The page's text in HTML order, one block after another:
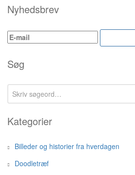
Nyhedsbrev
Søg
Kategorier
Billeder og historier fra hverdagen
Doodletræf